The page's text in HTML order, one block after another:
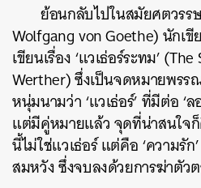
ย้อนกลับไปในสมัยศตวรรษ
Wolfgang von Goethe) นักเ
เขียนเรื่อง ‘แวเธ่อร์ระทม’
Werther) ซึ่งเป็นจดหมายพรร
หนุ่มนามว่า ‘แวเธ่อร์’ ที่มีต่อ ‘
แต่มีคู่หมายแล้ว จุดที่น่าสนใจ
นี้ไม่ใช่แวเธ่อร์ แต่คือ ‘ความรั
สมหวัง ซึ่งจบลงด้วยการฆ่าตัว